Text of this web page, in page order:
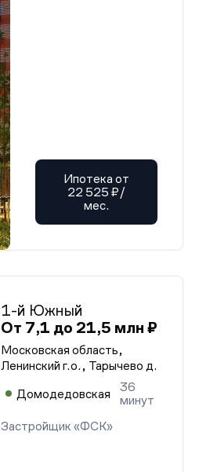
Ипотека от
22 525 ₽/
мес.
1-й Южный
От 7,1 до 21,5 млн ₽
Московская область,
Ленинский г.о., Тарычево д.
Домодедовская
36
минут
Застройщик «ФСК»